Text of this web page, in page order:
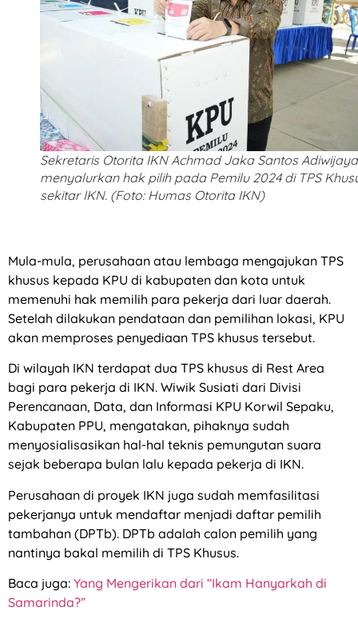
Sekretaris Otorita IKN Achmad Jaka Santos Adiwijaya
menyalurkan hak pilih pada Pemilu 2024 di TPS
sekitar IKN. (Foto: Humas Otorita IKN)
Mula-mula, perusahaan atau lembaga mengajukan TPS
khusus kepada KPU di kabupaten dan kota untuk
memenuhi hak memilih para pekerja dari luar daerah.
Setelah dilakukan pendataan dan pemilihan lokasi, KPU
akan memproses penyediaan TPS khusus tersebut.
Di wilayah IKN terdapat dua TPS khusus di Rest Area
bagi para pekerja di IKN. Wiwik Susiati dari Divisi
Perencanaan, Data, dan Informasi KPU Korwil Sepaku,
Kabupaten PPU, mengatakan, pihaknya sudah
menyosialisasikan hal-hal teknis pemungutan suara
sejak beberapa bulan lalu kepada pekerja di IKN.
Perusahaan di proyek IKN juga sudah memfasilitasi
pekerjanya untuk mendaftar menjadi daftar pemilih
tambahan (DPTb). DPTb adalah calon pemilih yang
nantinya bakal memilih di TPS Khusus.
Baca juga: Yang Mengerikan dari “Ikam Hanyarkah di
Samarinda?”